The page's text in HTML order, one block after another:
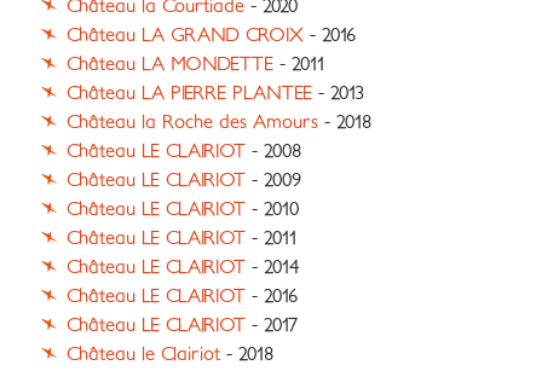
Château la Courtiade - 2020
Château LA GRAND CROIX - 2016
Château LA MONDETTE - 2011
Château LA PIERRE PLANTEE - 2013
Château la Roche des Amours - 2018
Château LE CLAIRIOT - 2008
Château LE CLAIRIOT - 2009
Château LE CLAIRIOT - 2010
Château LE CLAIRIOT - 2011
Château LE CLAIRIOT - 2014
Château LE CLAIRIOT - 2016
Château LE CLAIRIOT - 2017
Château le Clairiot - 2018